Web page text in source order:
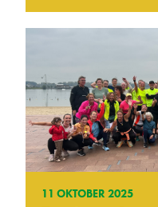
11 OKTOBER 2025